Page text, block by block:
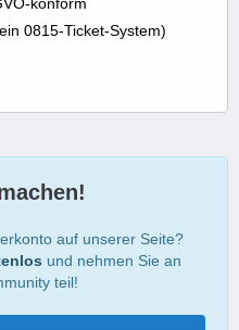
0815-Ticket-System)
auf unserer Seite?
und nehmen Sie an
teil!